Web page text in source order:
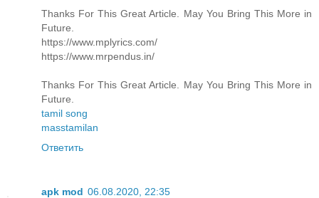
Thanks For This Great Article. May You Bring This More in
Future.
https://www.mplyrics.com/
https://www.mrpendus.in/
Thanks For This Great Article. May You Bring This More in
Future.
tamil song
masstamilan
Ответить
apk mod 06.08.2020, 22:35